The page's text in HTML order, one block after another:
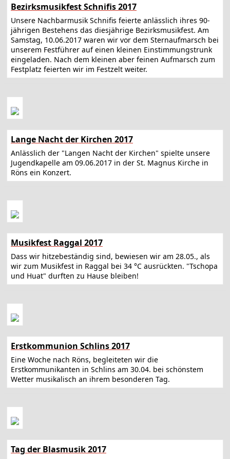
Bezirksmusikfest Schnifis 2017
Unsere Nachbarmusik Schnifis feierte anlässlich ihres 90-
jährigen Bestehens das diesjährige Bezirksmusikfest. Am
Samstag, 10.06.2017 waren wir vor dem Sternaufmarsch bei
unserem Festführer auf einen kleinen Einstimmungstrunk
eingeladen. Nach dem kleinen aber feinen Aufmarsch zum
Festplatz feierten wir im Festzelt weiter.
Lange Nacht der Kirchen 2017
Anlässlich der "Langen Nacht der Kirchen" spielte unsere
Jugendkapelle am 09.06.2017 in der St. Magnus Kirche in
Röns ein Konzert.
Musikfest Raggal 2017
Dass wir hitzebeständig sind, bewiesen wir am 28.05., als
wir zum Musikfest in Raggal bei 34 °C ausrückten. "Tschopa
und Huat" durften zu Hause bleiben!
Erstkommunion Schlins 2017
Eine Woche nach Röns, begleiteten wir die
Erstkommunikanten in Schlins am 30.04. bei schönstem
Wetter musikalisch an ihrem besonderen Tag.
Tag der Blasmusik 2017